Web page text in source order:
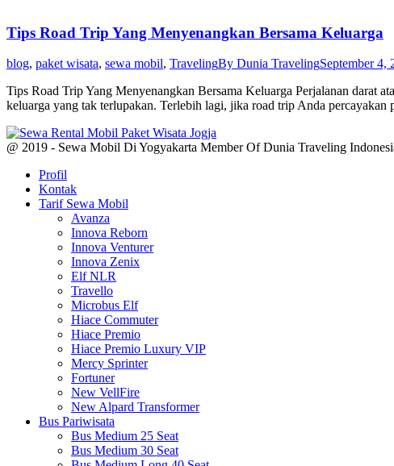
Tips Road Trip Yang Menyenangkan Bersama Keluarga
blog, paket wisata, sewa mobil, TravelingBy Dunia TravelingSeptember 4,
Tips Road Trip Yang Menyenangkan Bersama Keluarga Perjalanan darat
keluarga yang tak terlupakan. Terlebih lagi, jika road trip Anda
@ 2019 - Sewa Mobil Di Yogyakarta Member Of Dunia Traveling
Profil
Kontak
Tarif Sewa Mobil
Avanza
Innova Reborn
Innova Venturer
Innova Zenix
Elf NLR
Travello
Microbus Elf
Hiace Commuter
Hiace Premio
Hiace Premio Luxury VIP
Mercy Sprinter
Fortuner
New VellFire
New Alpard Transformer
Bus Pariwisata
Bus Medium 25 Seat
Bus Medium 30 Seat